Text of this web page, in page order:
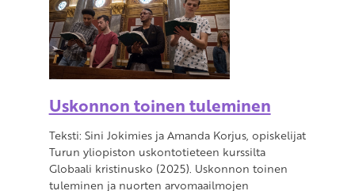
Uskonnon toinen tuleminen
Teksti: Sini Jokimies ja Amanda Korjus, opiskelijat
Turun yliopiston uskontotieteen kurssilta
Globaali kristinusko (2025). Uskonnon toinen
tuleminen ja nuorten arvomaailmojen